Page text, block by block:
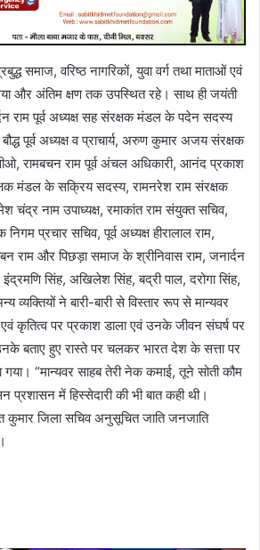
समाज, वरिष्ठ नागरिकों, युवा वर्ग तथा माताओं एवं
और अंतिम क्षण तक उपस्थित रहे। साथ ही जयंती
राम पूर्व अध्यक्ष सह संरक्षक मंडल के पदेन सदस्य
पूर्व अध्यक्ष व प्राचार्य, अरुण कुमार अजय संरक्षक
रामबचन राम पूर्व अंचल अधिकारी, आनंद प्रकाश
मंडल के सक्रिय सदस्य, रामनरेश राम संरक्षक
नाम उपाध्यक्ष, रमाकांत राम संयुक्त सचिव,
प्रचार सचिव, पूर्व अध्यक्ष हीरालाल राम,
राम और पिछड़ा समाज के श्रीनिवास राम, जनार्दन
सिंह, अखिलेश सिंह, बद्री पाल, दरोगा सिंह,
ने बारी-बारी से विस्तार रूप से मान्यवर
एवं कृतित्व पर प्रकाश डाला एवं उनके जीवन संघर्ष पर
बताए हुए रास्ते पर चलकर भारत देश के सत्ता पर
“मान्यवर साहब तेरी नेक कमाई, तूने सोती कौम
प्रशासन में हिस्सेदारी की भी बात कही थी।
कुमार जिला सचिव अनुसूचित जाति जनजाति